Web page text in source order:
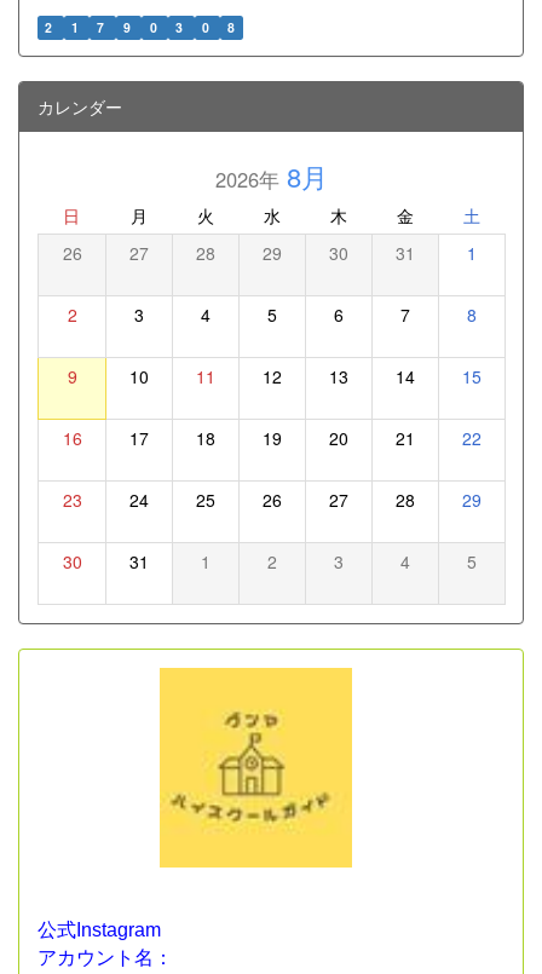
2 1 7 9 0 3 0 8
カレンダー
2026年8月
日 月 火 水 木 金 土
26 27 28 29 30 31 1
2 3 4 5 6 7 8
9 10 11 12 13 14 15
16 17 18 19 20 21 22
23 24 25 26 27 28 29
30 31 1 2 3 4 5
公式Instagram
アカウント名：